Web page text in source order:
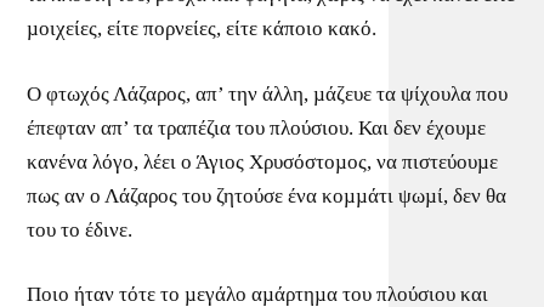
µοιχείες, είτε πορνείες, είτε κάποιο κακό.
Ο φτωχός Λάζαρος, απ’ την άλλη, µάζευε τα ψίχουλα που
έπεφταν απ’ τα τραπέζια του πλούσιου. Και δεν έχουµε
κανένα λόγο, λέει ο Άγιος Χρυσόστοµος, να πιστεύουµε
πως αν ο Λάζαρος του ζητούσε ένα κοµµάτι ψωµί, δεν θα
του το έδινε.
Ποιο ήταν τότε το µεγάλο αµάρτηµα του πλούσιου και